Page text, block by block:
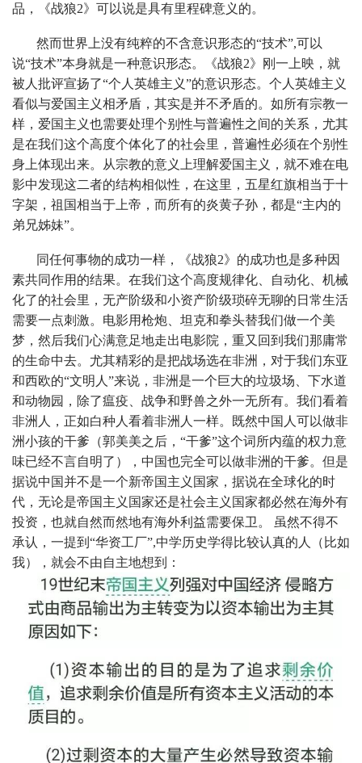
品，《战狼2》可以说是具有里程碑意义的。
然而世界上没有纯粹的不含意识形态的“技术”,可以
说“技术”本身就是一种意识形态。《战狼2》刚一上映，就
被人批评宣扬了“个人英雄主义”的意识形态。个人英雄主义
看似与爱国主义相矛盾，其实是并不矛盾的。如所有宗教一
样，爱国主义也需要处理个别性与普遍性之间的关系，尤其
是在我们这个高度个体化了的社会里，普遍性必须在个别性
身上体现出来。从宗教的意义上理解爱国主义，就不难在电
影中发现这二者的结构相似性，在这里，五星红旗相当于十
字架，祖国相当于上帝，而所有的炎黄子孙，都是“主内的
弟兄姊妹”。
同任何事物的成功一样，《战狼2》的成功也是多种因
素共同作用的结果。在我们这个高度规律化、自动化、机械
化了的社会里，无产阶级和小资产阶级琐碎无聊的日常生活
需要一点刺激。电影用枪炮、坦克和拳头替我们做一个美
梦，然后我们心满意足地走出电影院，重又回到我们那庸常
的生命中去。尤其精彩的是把战场选在非洲，对于我们东亚
和西欧的“文明人”来说，非洲是一个巨大的垃圾场、下水道
和动物园，除了瘟疫、战争和野兽之外一无所有。我们看着
非洲人，正如白种人看着非洲人一样。既然中国人可以做非
洲小孩的干爹（郭美美之后，“干爹”这个词所内蕴的权力意
味已经不言自明了），中国也完全可以做非洲的干爹。但是
据说中国并不是一个新帝国主义国家，据说在全球化的时
代，无论是帝国主义国家还是社会主义国家都必然在海外有
投资，也就自然而然地有海外利益需要保卫。 虽然不得不
承认，一提到“华资工厂”,中学历史学得比较认真的人（比如
我），就会不由自主地想到：